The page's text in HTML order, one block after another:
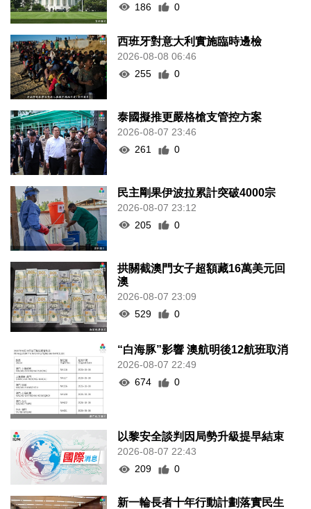
186
0
西班牙對意大利實施臨時邊檢
2026-08-08 06:46
255
0
泰國擬推更嚴格槍支管控方案
2026-08-07 23:46
261
0
民主剛果伊波拉累計突破4000宗
2026-08-07 23:12
205
0
拱關截澳門女子超額藏16萬美元回
澳
2026-08-07 23:09
529
0
“白海豚”影響 澳航明後12航班取消
2026-08-07 22:49
674
0
以黎安全談判因局勢升級提早結束
2026-08-07 22:43
209
0
新一輪長者十年行動計劃落實民生